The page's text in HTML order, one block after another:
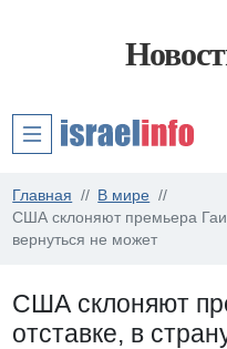
Главная
В мире
США склоняют премьера
вернуться не может
США склоняют
отставке, в